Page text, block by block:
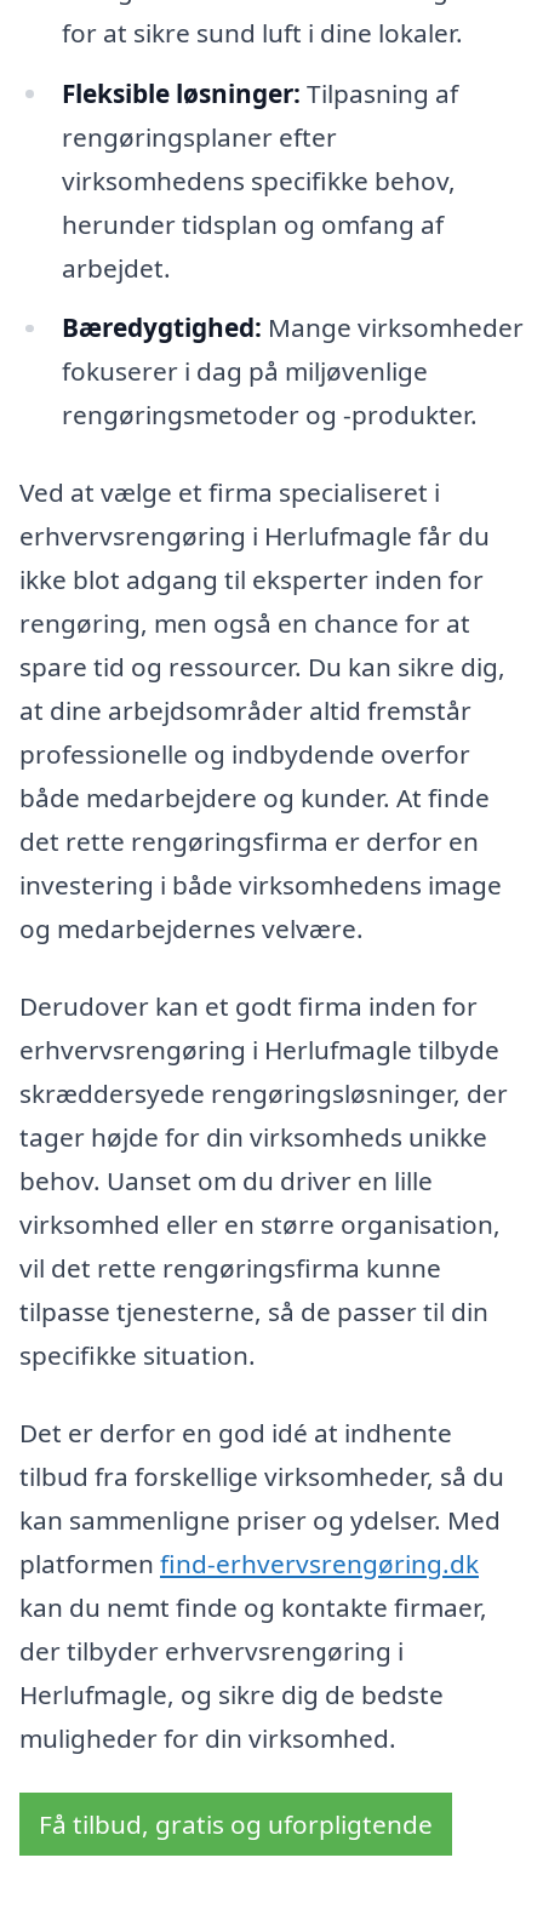
for at sikre sund luft i dine lokaler.
Fleksible løsninger: Tilpasning af
rengøringsplaner efter
virksomhedens specifikke behov,
herunder tidsplan og omfang af
arbejdet.
Bæredygtighed: Mange virksomheder
fokuserer i dag på miljøvenlige
rengøringsmetoder og -produkter.
Ved at vælge et firma specialiseret i
erhvervsrengøring i Herlufmagle får du
ikke blot adgang til eksperter inden for
rengøring, men også en chance for at
spare tid og ressourcer. Du kan sikre dig,
at dine arbejdsområder altid fremstår
professionelle og indbydende overfor
både medarbejdere og kunder. At finde
det rette rengøringsfirma er derfor en
investering i både virksomhedens image
og medarbejdernes velvære.
Derudover kan et godt firma inden for
erhvervsrengøring i Herlufmagle tilbyde
skræddersyede rengøringsløsninger, der
tager højde for din virksomheds unikke
behov. Uanset om du driver en lille
virksomhed eller en større organisation,
vil det rette rengøringsfirma kunne
tilpasse tjenesterne, så de passer til din
specifikke situation.
Det er derfor en god idé at indhente
tilbud fra forskellige virksomheder, så du
kan sammenligne priser og ydelser. Med
platformen find-erhvervsrengøring.dk
kan du nemt finde og kontakte firmaer,
der tilbyder erhvervsrengøring i
Herlufmagle, og sikre dig de bedste
muligheder for din virksomhed.
Få tilbud, gratis og uforpligtende